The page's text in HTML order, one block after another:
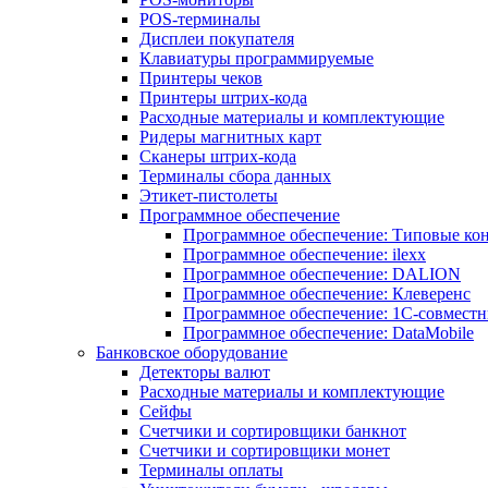
POS-терминалы
Дисплеи покупателя
Клавиатуры программируемые
Принтеры чеков
Принтеры штрих-кода
Расходные материалы и комплектующие
Ридеры магнитных карт
Сканеры штрих-кода
Терминалы сбора данных
Этикет-пистолеты
Программное обеспечение
Программное обеспечение: Типовые
Программное обеспечение: ilexx
Программное обеспечение: DALION
Программное обеспечение: Клеверенс
Программное обеспечение: 1С-
Программное обеспечение: DataMobile
Банковское оборудование
Детекторы валют
Расходные материалы и комплектующие
Сейфы
Счетчики и сортировщики банкнот
Счетчики и сортировщики монет
Терминалы оплаты